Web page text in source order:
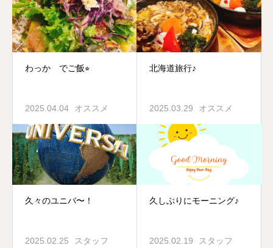
わっか でご飯⭐︎
2025.04.04 オススメ
北海道旅行♪
2025.03.29 オススメ
久々のユニバ〜！
2025.02.25 スタッフ
久しぶりにモーニング♪
2025.02.19 スタッフ